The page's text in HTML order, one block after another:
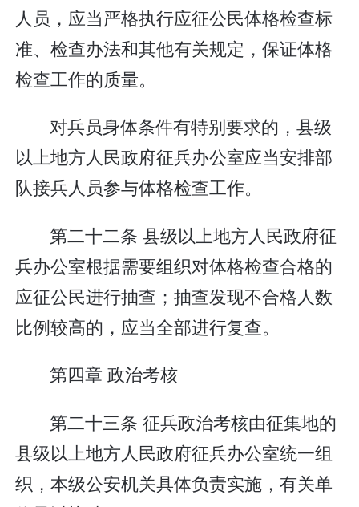
人员，应当严格执行应征公民体格检查标
准、检查办法和其他有关规定，保证体格
检查工作的质量。
对兵员身体条件有特别要求的，县级
以上地方人民政府征兵办公室应当安排部
队接兵人员参与体格检查工作。
第二十二条 县级以上地方人民政府征
兵办公室根据需要组织对体格检查合格的
应征公民进行抽查；抽查发现不合格人数
比例较高的，应当全部进行复查。
第四章 政治考核
第二十三条 征兵政治考核由征集地的
县级以上地方人民政府征兵办公室统一组
织，本级公安机关具体负责实施，有关单